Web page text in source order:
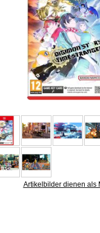
Artikelbilder dienen als